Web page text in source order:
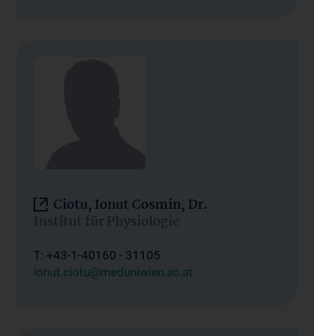
Ciotu, Ionut Cosmin, Dr.
Institut für Physiologie
T: +43-1-40160 - 31105
ionut.ciotu@meduniwien.ac.at